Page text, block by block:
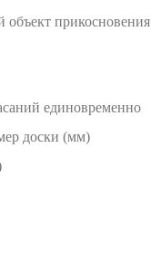
прикосновения
единовременно
доски (мм)